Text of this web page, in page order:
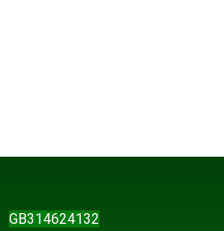
GB314624132